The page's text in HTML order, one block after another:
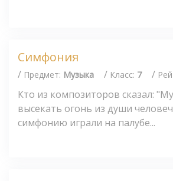
Симфония
/ Предмет: Музыка / Класс: 7 /
Кто из композиторов сказал:
высекать огонь из души
симфонию играли на палубе...